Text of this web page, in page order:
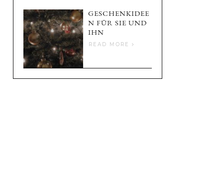
GESCHENKIDEE
N FÜR SIE UND
IHN
READ MORE